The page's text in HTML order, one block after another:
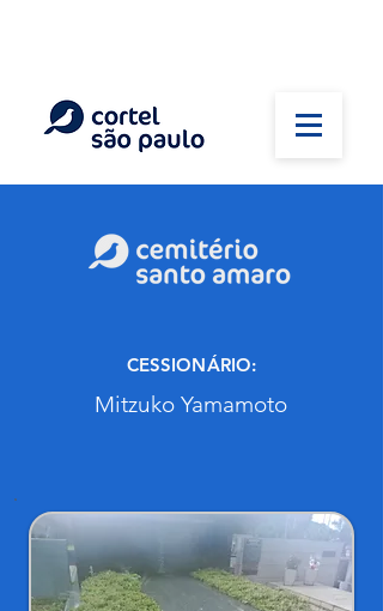
CESSIONÁRIO:
Mitzuko Yamamoto